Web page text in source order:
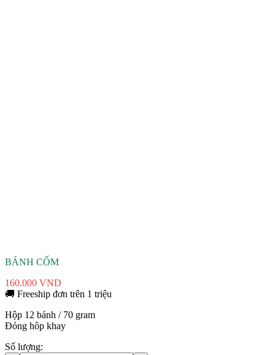
BÁNH CỐM
160.000 VND
🚚 Freeship đơn trên 1 triệu
Hộp 12 bánh / 70 gram
Đóng hôp khay
Số lượng: